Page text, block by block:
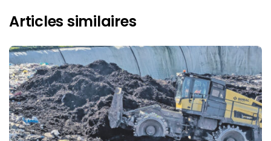
Articles similaires